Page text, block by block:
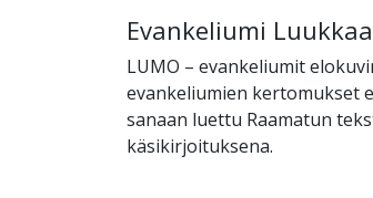
Evankeliumi
LUMO – evankeliumit
evankeliumien kertomukset
sanaan luettu Raamatun
käsikirjoituksena.